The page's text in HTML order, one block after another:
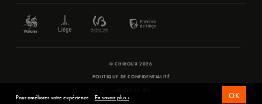
© CHIROUX 2026
POLITIQUE DE CONFIDENTIALITÉ
Pour améliorer votre expérience. En savoir plus › OK